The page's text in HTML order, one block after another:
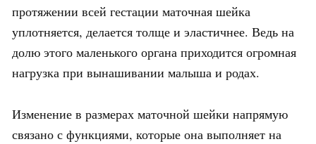
протяжении всей гестации маточная шейка
уплотняется, делается толще и эластичнее. Ведь на
долю этого маленького органа приходится огромная
нагрузка при вынашивании малыша и родах.
Изменение в размерах маточной шейки напрямую
связано с функциями, которые она выполняет на